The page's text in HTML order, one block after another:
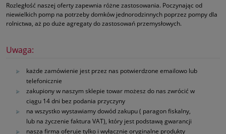
Rozległość naszej oferty zapewnia różne zastosowania. Poczynając od
niewielkich pomp na potrzeby domków jednorodzinnych poprzez pompy dla
rolnictwa, aż po duże agregaty do zastosowań przemysłowych.
Uwaga:
każde zamówienie jest przez nas potwierdzone emailowo lub
telefonicznie
zakupiony w naszym sklepie towar możesz do nas zwrócić w
ciągu 14 dni bez podania przyczyny
na wszystko wystawiamy dowód zakupu ( paragon fiskalny,
lub na życzenie faktura VAT), który jest podstawą gwarancji
nasza firma oferuje tylko i wyłącznie oryginalne produkty